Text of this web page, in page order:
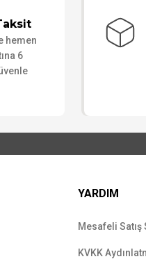
hemen
6
YARDIM
Mesafeli
KVKK